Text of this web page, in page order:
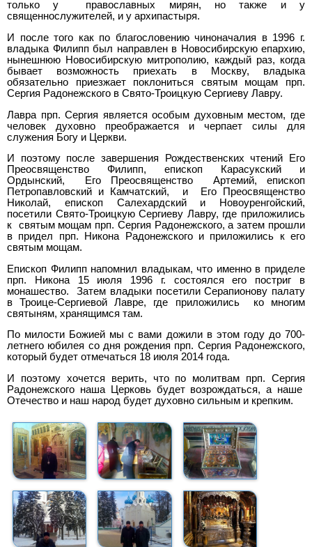
только у православных мирян, но также и у
священнослужителей, и у архипастыря.
И после того как по благословению чиноначалия в 1996 г.
владыка Филипп был направлен в Новосибирскую епархию,
нынешнюю Новосибирскую митрополию, каждый раз, когда
бывает возможность приехать в Москву, владыка
обязательно приезжает поклониться святым мощам прп.
Сергия Радонежского в Свято-Троицкую Сергиеву Лавру.
Лавра прп. Сергия является особым духовным местом, где
человек духовно преображается и черпает силы для
служения Богу и Церкви.
И поэтому после завершения Рождественских чтений Его
Преосвященство Филипп, епископ Карасукский и
Ордынский, Его Преосвященство Артемий, епископ
Петропавловский и Камчатский, и Его Преосвященство
Николай, епископ Салехардский и Новоуренгойский,
посетили Свято-Троицкую Сергиеву Лавру, где приложились
к святым мощам прп. Сергия Радонежского, а затем прошли
в придел прп. Никона Радонежского и приложились к его
святым мощам.
Епископ Филипп напомнил владыкам, что именно в приделе
прп. Никона 15 июля 1996 г. состоялся его постриг в
монашество. Затем владыки посетили Серапионову палату
в Троице-Сергиевой Лавре, где приложились ко многим
святыням, хранящимся там.
По милости Божией мы с вами дожили в этом году до 700-
летнего юбилея со дня рождения прп. Сергия Радонежского,
который будет отмечаться 18 июля 2014 года.
И поэтому хочется верить, что по молитвам прп. Сергия
Радонежского наша Церковь будет возрождаться, а наше
Отечество и наш народ будет духовно сильным и крепким.